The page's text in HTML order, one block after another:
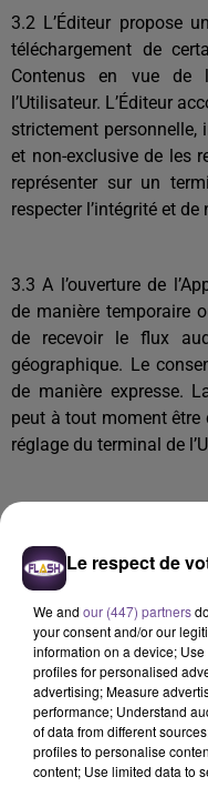
3.2 L’Éditeur propose
téléchargement de
Contenus en vue de
l’Utilisateur. L’Éditeur
strictement personnelle,
et non-exclusive de les
représenter sur un
respecter l’intégrité et
3.3 A l’ouverture de
de manière temporaire
de recevoir le flux
géographique. Le
de manière expresse.
peut à tout moment être
réglage du terminal de
Propriété
Le Site et/ou
la propriété
droits concernés,
relèvent de la
le droit d’auteur et
Le respect de
We and our (447) partners
your consent and/or our
information on a device;
profiles for personalised
advertising; Measure
performance; Understand
of data from different
profiles to personalise
content; Use limited data to